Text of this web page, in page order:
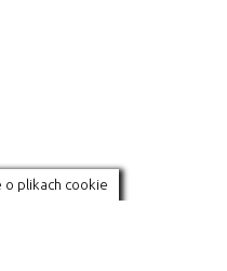
o plikach cookie